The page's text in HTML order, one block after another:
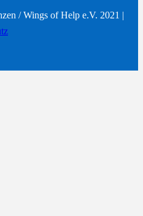
/ Wings of Help e.V. 2021 |